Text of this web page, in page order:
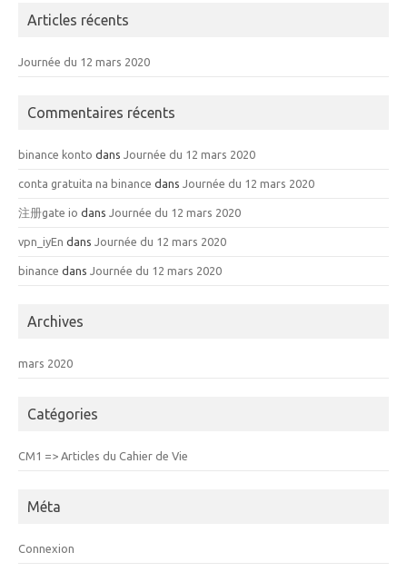
Articles récents
Journée du 12 mars 2020
Commentaires récents
binance konto dans Journée du 12 mars 2020
conta gratuita na binance dans Journée du 12 mars 2020
注册gate io dans Journée du 12 mars 2020
vpn_iyEn dans Journée du 12 mars 2020
binance dans Journée du 12 mars 2020
Archives
mars 2020
Catégories
CM1 => Articles du Cahier de Vie
Méta
Connexion